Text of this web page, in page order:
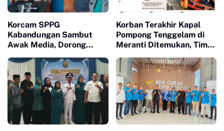
Korcam SPPG
Kabandungan Sambut
Awak Media, Dorong
Korban Terakhir Kapal
Pompong Tenggelam di
Meranti Ditemukan, Tim
Jenazah